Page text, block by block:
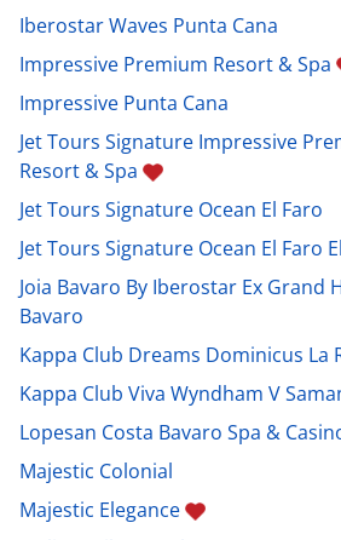
Iberostar Waves Punta Cana
Impressive Premium Resort & Spa
Impressive Punta Cana
Jet Tours Signature Impressive
Resort & Spa
Jet Tours Signature Ocean El Faro
Jet Tours Signature Ocean El Faro
Joia Bavaro By Iberostar Ex Grand
Bavaro
Kappa Club Dreams Dominicus La
Kappa Club Viva Wyndham V
Lopesan Costa Bavaro Spa &
Majestic Colonial
Majestic Elegance